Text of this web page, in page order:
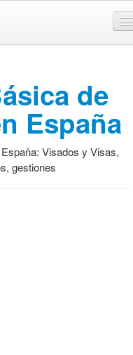
de
España
Visados y Visas,
gestiones